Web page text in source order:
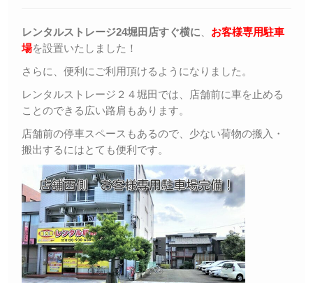
レンタルストレージ24堀田店すぐ横に
お客様専用駐車
場を設置いたしました！
さらに、便利にご利用頂けるようになりました。
レンタルストレージ２４堀田では、店舗前に車を止める
ことのできる広い路肩もあります。
店舗前の停車スペースもあるので、少ない荷物の搬入・
搬出するにはとても便利です。